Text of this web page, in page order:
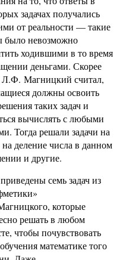
задачах получались
от реальности — такие
было невозможно
ходившими в то время
деньгами. Скорее
Л.Ф. Магницкий считал,
должны освоить
таких задач и
вычислять с любыми
Тогда решали задачи на
на деление числа в данном
и другие.
семь задач из
которые
решать в любом
чтобы почувствовать
математике того